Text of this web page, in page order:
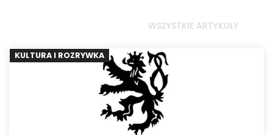
WSZYSTKIE ARTYKUŁY
KULTURA I ROZRYWKA